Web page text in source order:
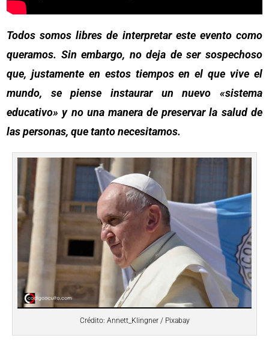
Todos somos libres de interpretar este evento como
queramos. Sin embargo, no deja de ser sospechoso
que, justamente en estos tiempos en el que vive el
mundo, se piense instaurar un nuevo «sistema
educativo» y no una manera de preservar la salud de
las personas, que tanto necesitamos.
Crédito: Annett_Klingner / Pixabay